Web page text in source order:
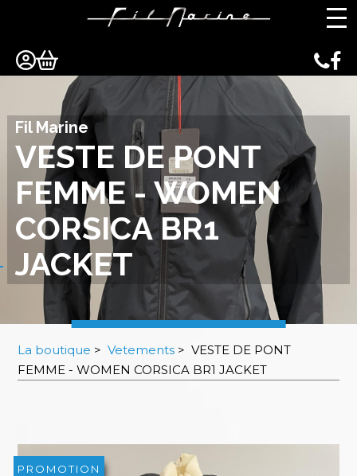
Fil Marine
VESTE DE PONT
FEMME - WOMEN
CORSICA BR1
JACKET
La boutique >Vetements >VESTE DE PONT
FEMME - WOMEN CORSICA BR1 JACKET
PROMOTION
Panneau de gestion des cookies